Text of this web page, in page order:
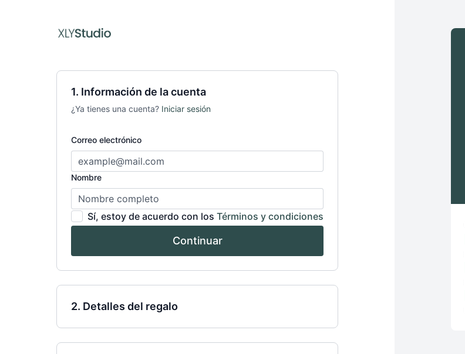
1. Información de la cuenta
¿Ya tienes una cuenta? Iniciar sesión
Correo electrónico
Nombre
Sí, estoy de acuerdo con los Términos y condiciones
Continuar
2. Detalles del regalo